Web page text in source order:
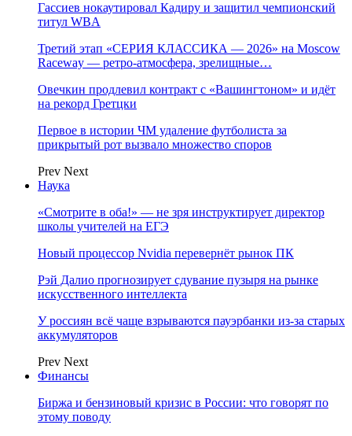
Гассиев нокаутировал Кадиру и защитил чемпионский
титул WBA
Третий этап «СЕРИЯ КЛАССИКА — 2026» на Moscow
Raceway — ретро‑атмосфера, зрелищные…
Овечкин продлевил контракт с «Вашингтоном» и идёт
на рекорд Гретцки
Первое в истории ЧМ удаление футболиста за
прикрытый рот вызвало множество споров
Prev Next
Наука
«Смотрите в оба!» — не зря инструктирует директор
школы учителей на ЕГЭ
Новый процессор Nvidia перевернёт рынок ПК
Рэй Далио прогнозирует сдувание пузыря на рынке
искусственного интеллекта
У россиян всё чаще взрываются пауэрбанки из-за старых
аккумуляторов
Prev Next
Финансы
Биржа и бензиновый кризис в России: что говорят по
этому поводу